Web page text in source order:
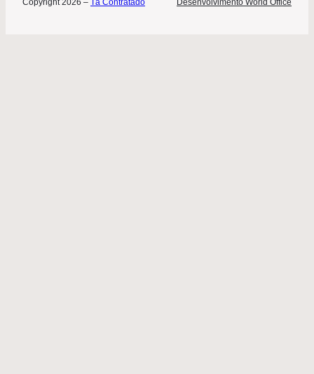
Copyright 2026 – Tá Contratado Desenvolvimento World Office